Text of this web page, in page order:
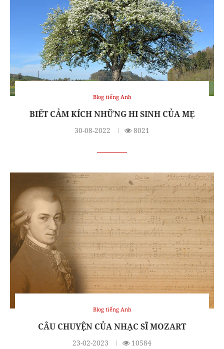
Blog tiếng Anh
BIẾT CẢM KÍCH NHỮNG HI SINH CỦA MẸ
30-08-2022 8021
Blog tiếng Anh
CÂU CHUYỆN CỦA NHẠC SĨ MOZART
23-02-2023 10584